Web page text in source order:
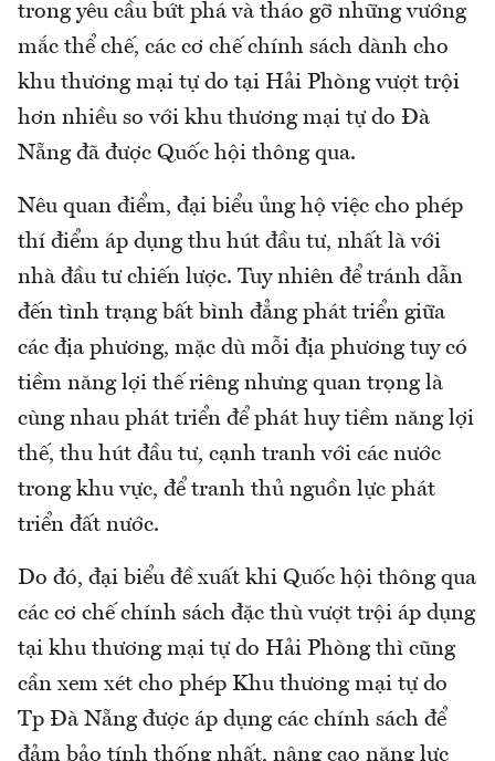
trong yêu cầu bứt phá và tháo gỡ những vướng
mắc thể chế, các cơ chế chính sách dành cho
khu thương mại tự do tại Hải Phòng vượt trội
hơn nhiều so với khu thương mại tự do Đà
Nẵng đã được Quốc hội thông qua.
Nêu quan điểm, đại biểu ủng hộ việc cho phép
thí điểm áp dụng thu hút đầu tư, nhất là với
nhà đầu tư chiến lược. Tuy nhiên để tránh dẫn
đến tình trạng bất bình đẳng phát triển giữa
các địa phương, mặc dù mỗi địa phương tuy có
tiềm năng lợi thế riêng nhưng quan trọng là
cùng nhau phát triển để phát huy tiềm năng lợi
thế, thu hút đầu tư, cạnh tranh với các nước
trong khu vực, để tranh thủ nguồn lực phát
triển đất nước.
Do đó, đại biểu đề xuất khi Quốc hội thông qua
các cơ chế chính sách đặc thù vượt trội áp dụng
tại khu thương mại tự do Hải Phòng thì cũng
cần xem xét cho phép Khu thương mại tự do
Tp Đà Nẵng được áp dụng các chính sách để
đảm bảo tính thống nhất, nâng cao năng lực